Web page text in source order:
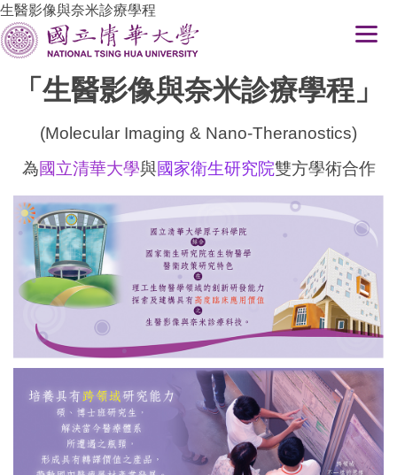
跳
到
主
生醫影像與奈米診療學程
「生醫影像與奈米診療學程」
(Molecular Imaging & Nano-Theranostics)
為國立清華大學與國家衛生研究院雙方學術合作